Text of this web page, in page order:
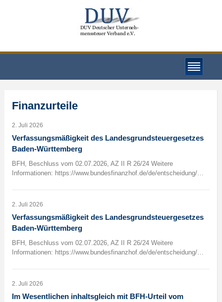
Finanzurteile
2. Juli 2026
Verfassungsmäßigkeit des Landesgrundsteuergesetzes
Baden-Württemberg
BFH, Beschluss vom 02.07.2026, AZ II R 26/24 Weitere
Informationen: https://www.bundesfinanzhof.de/de/entscheidung/…
2. Juli 2026
Verfassungsmäßigkeit des Landesgrundsteuergesetzes
Baden-Württemberg
BFH, Beschluss vom 02.07.2026, AZ II R 26/24 Weitere
Informationen: https://www.bundesfinanzhof.de/de/entscheidung/…
2. Juli 2026
Im Wesentlichen inhaltsgleich mit BFH-Urteil vom